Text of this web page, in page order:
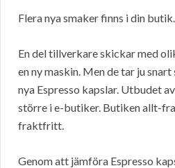
Flera nya smaker finns i din butik.
En del tillverkare skickar med
en ny maskin. Men de tar ju
nya Espresso kapslar. Utbudet
större i e-butiker. Butiken allt-
fraktfritt.
Genom att jämföra Espresso